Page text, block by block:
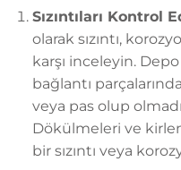
Sızıntıları Kontrol
olarak sızıntı,
karşı inceleyin.
bağlantı
veya pas olup
Dökülmeleri ve
bir sızıntı veya